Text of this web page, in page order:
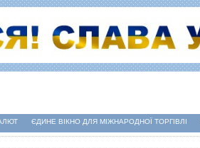
ЄДИНЕ ВІКНО ДЛЯ МІЖНАРОДНОЇ ТОРГІВЛІ